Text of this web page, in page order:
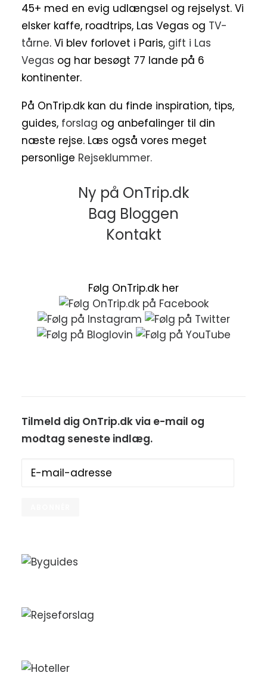
45+ med en evig udlængsel og rejselyst. Vi
elsker kaffe, roadtrips, Las Vegas og TV-
tårne. Vi blev forlovet i Paris, gift i Las
Vegas og har besøgt 77 lande på 6
kontinenter.
På OnTrip.dk kan du finde inspiration, tips,
guides, forslag og anbefalinger til din
næste rejse. Læs også vores meget
personlige Rejseklummer.
Ny på OnTrip.dk
Bag Bloggen
Kontakt
Følg OnTrip.dk her
Tilmeld dig OnTrip.dk via e-mail og
modtag seneste indlæg.